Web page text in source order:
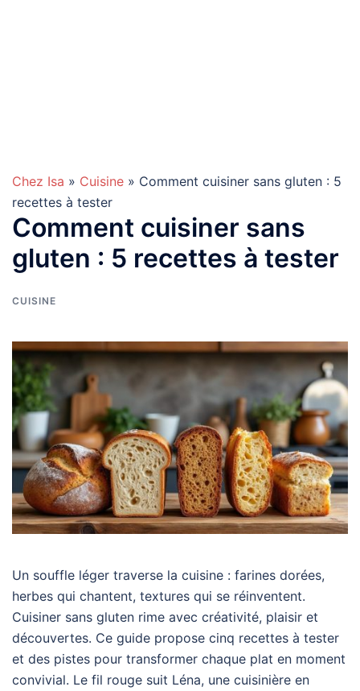
Chez Isa » Cuisine » Comment cuisiner sans gluten : 5
recettes à tester
Comment cuisiner sans
gluten : 5 recettes à tester
CUISINE
Un souffle léger traverse la cuisine : farines dorées,
herbes qui chantent, textures qui se réinventent.
Cuisiner sans gluten rime avec créativité, plaisir et
découvertes. Ce guide propose cinq recettes à tester
et des pistes pour transformer chaque plat en moment
convivial. Le fil rouge suit Léna, une cuisinière en